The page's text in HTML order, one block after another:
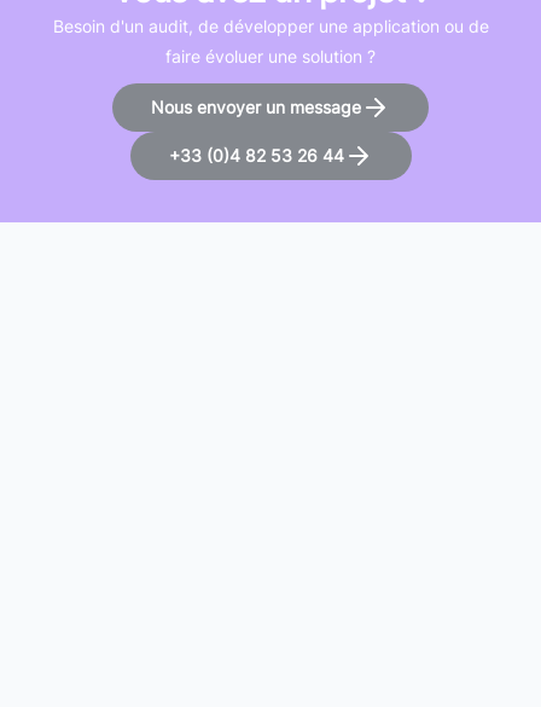
Besoin d'un audit, de développer une application ou de
faire évoluer une solution ?
Nous envoyer un message
+33 (0)4 82 53 26 44